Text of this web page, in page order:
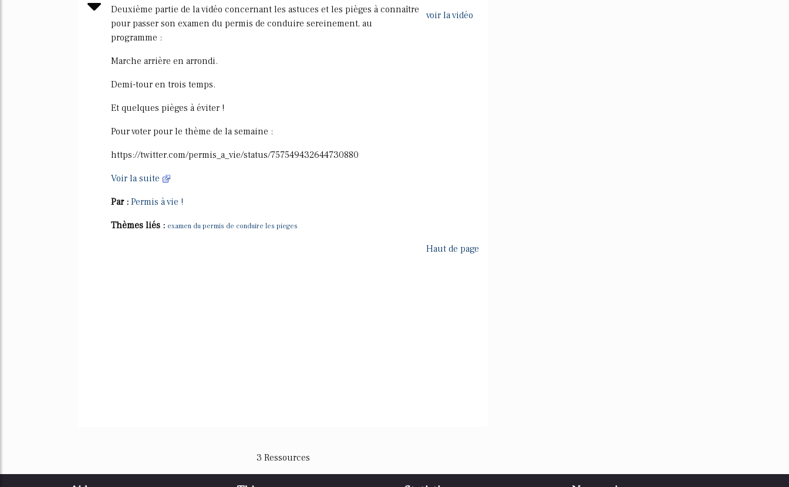
voir la vidéo
Deuxième partie de la vidéo concernant les astuces et les pièges à connaître
pour passer son examen du permis de conduire sereinement, au
programme :
Marche arrière en arrondi.
Demi-tour en trois temps.
Et quelques pièges à éviter !
Pour voter pour le thème de la semaine :
https://twitter.com/permis_a_vie/status/757549432644730880
Voir la suite
Par : Permis à vie !
Thèmes liés : examen du permis de conduire les pieges
Haut de page
3 Ressources